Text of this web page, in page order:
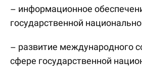
– информационное
государственной
– развитие международного
сфере государственной